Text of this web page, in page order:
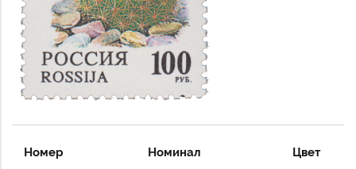
Номер Номинал Цвет